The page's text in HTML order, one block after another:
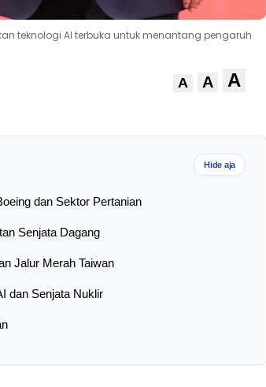
teknologi AI terbuka untuk menantang pengaruh
A A A
Hide aja
dan Sektor Pertanian
Senjata Dagang
Jalur Merah Taiwan
dan Senjata Nuklir